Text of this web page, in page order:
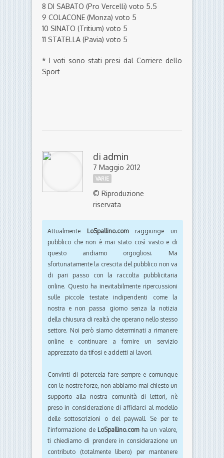
8 DI SABATO (Pro Vercelli) voto 5.5
9 COLACONE (Monza) voto 5
10 SINATO (Tritium) voto 5
11 STATELLA (Pavia) voto 5
* I voti sono stati presi dal Corriere dello
Sport
di admin
7 Maggio 2012
VARIE
© Riproduzione
riservata
Attualmente LoSpallino.comraggiunge un
pubblico che non è mai stato così vasto e di
questo andiamo orgogliosi. Ma
sfortunatamente la crescita del pubblico non va
di pari passo con la raccolta pubblicitaria
online. Questo ha inevitabilmente ripercussioni
sulle piccole testate indipendenti come la
nostra e non passa giorno senza la notizia
della chiusura di realtà che operano nello stesso
settore. Noi però siamo determinati a rimanere
online e continuare a fornire un servizio
apprezzato da tifosi e addetti ai lavori.
Convinti di potercela fare sempre e comunque
con le nostre forze, non abbiamo mai chiesto un
supporto alla nostra comunità di lettori, nè
preso in considerazione di affidarci al modello
delle sottoscrizioni o del paywall. Se per te
l'informazione de LoSpallino.comha un valore,
ti chiediamo di prendere in considerazione un
contributo (totalmente libero) per mantenere